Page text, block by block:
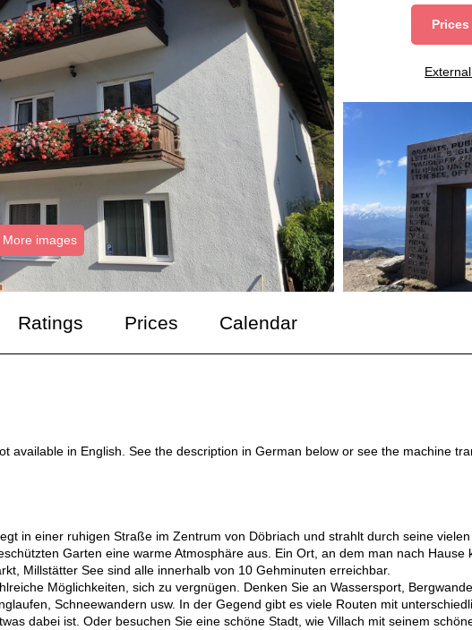
More images
Ratings Prices Calendar
available in English. See the description in German below or see the machine
in einer ruhigen Straße im Zentrum von Döbriach und strahlt durch seine
Garten eine warme Atmosphäre aus. Ein Ort, an dem man nach Hause
Millstätter See sind alle innerhalb von 10 Gehminuten erreichbar.
Möglichkeiten, sich zu vergnügen. Denken Sie an Wassersport,
Schneewandern usw. In der Gegend gibt es viele Routen mit
dabei ist. Oder besuchen Sie eine schöne Stadt, wie Villach mit seinem